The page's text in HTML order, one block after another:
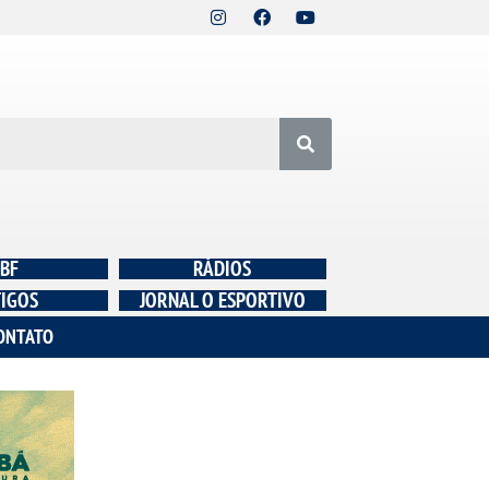
RÁDIOS
JORNAL O ESPORTIVO